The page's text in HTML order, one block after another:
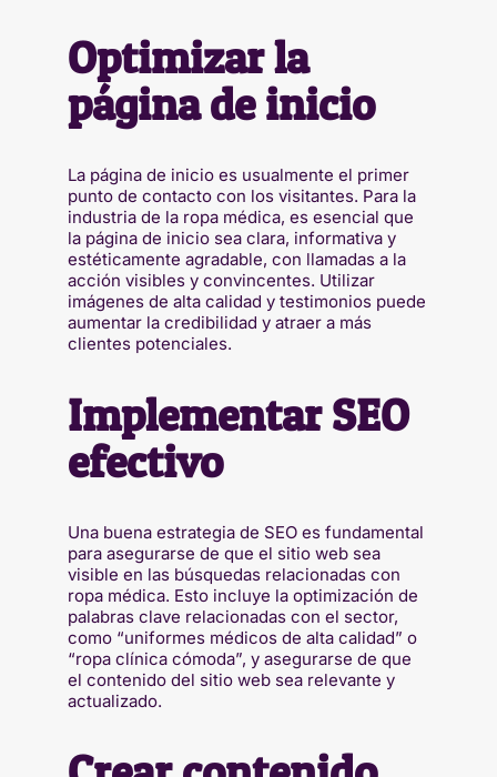
Optimizar la
página de inicio
La página de inicio es usualmente el primer
punto de contacto con los visitantes. Para la
industria de la ropa médica, es esencial que
la página de inicio sea clara, informativa y
estéticamente agradable, con llamadas a la
acción visibles y convincentes. Utilizar
imágenes de alta calidad y testimonios puede
aumentar la credibilidad y atraer a más
clientes potenciales.
Implementar SEO
efectivo
Una buena estrategia de SEO es fundamental
para asegurarse de que el sitio web sea
visible en las búsquedas relacionadas con
ropa médica. Esto incluye la optimización de
palabras clave relacionadas con el sector,
como “uniformes médicos de alta calidad” o
“ropa clínica cómoda”, y asegurarse de que
el contenido del sitio web sea relevante y
actualizado.